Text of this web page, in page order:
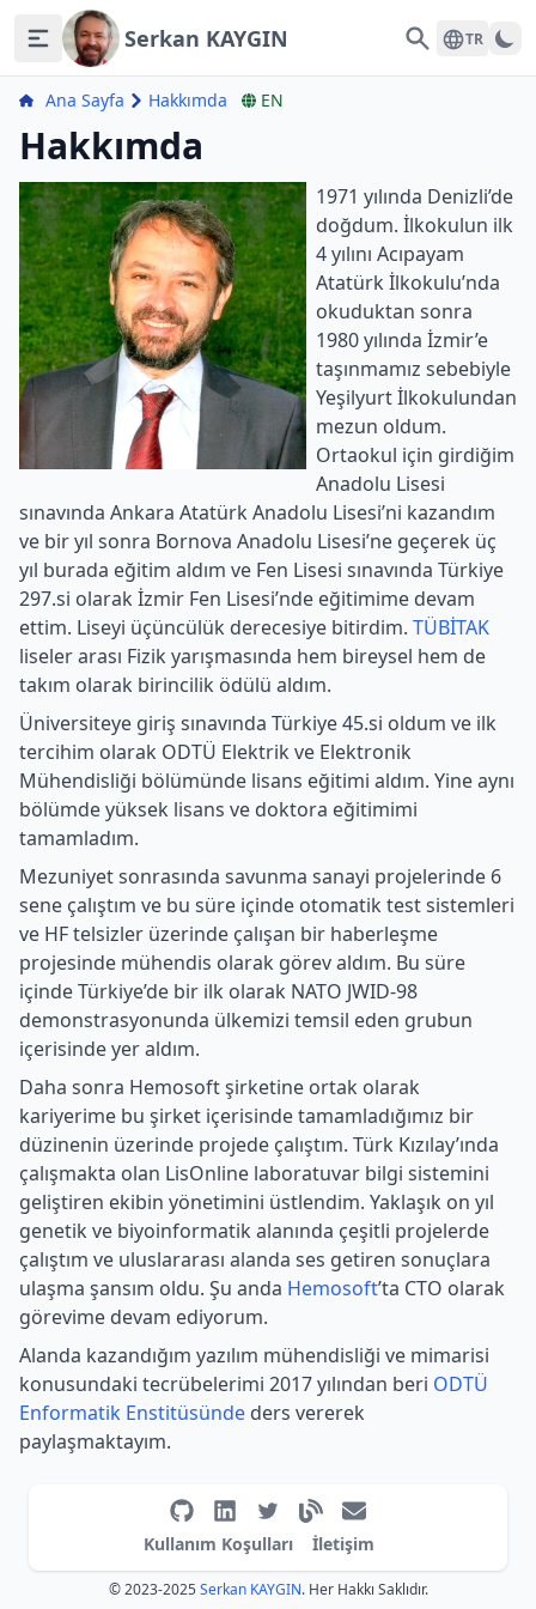
Serkan KAYGIN SearchTR
Ana Sayfa Hakkımda EN
Hakkımda
1971 yılında Denizli’de
doğdum. İlkokulun ilk
4 yılını Acıpayam
Atatürk İlkokulu’nda
okuduktan sonra
1980 yılında İzmir’e
taşınmamız sebebiyle
Yeşilyurt İlkokulundan
mezun oldum.
Ortaokul için girdiğim
Anadolu Lisesi
sınavında Ankara Atatürk Anadolu Lisesi’ni kazandım
ve bir yıl sonra Bornova Anadolu Lisesi’ne geçerek üç
yıl burada eğitim aldım ve Fen Lisesi sınavında Türkiye
297.si olarak İzmir Fen Lisesi’nde eğitimime devam
ettim. Liseyi üçüncülük derecesiye bitirdim. TÜBİTAK
liseler arası Fizik yarışmasında hem bireysel hem de
takım olarak birincilik ödülü aldım.
Üniversiteye giriş sınavında Türkiye 45.si oldum ve ilk
tercihim olarak ODTÜ Elektrik ve Elektronik
Mühendisliği bölümünde lisans eğitimi aldım. Yine aynı
bölümde yüksek lisans ve doktora eğitimimi
tamamladım.
Mezuniyet sonrasında savunma sanayi projelerinde 6
sene çalıştım ve bu süre içinde otomatik test sistemleri
ve HF telsizler üzerinde çalışan bir haberleşme
projesinde mühendis olarak görev aldım. Bu süre
içinde Türkiye’de bir ilk olarak NATO JWID-98
demonstrasyonunda ülkemizi temsil eden grubun
içerisinde yer aldım.
Daha sonra Hemosoft şirketine ortak olarak
kariyerime bu şirket içerisinde tamamladığımız bir
düzinenin üzerinde projede çalıştım. Türk Kızılay’ında
çalışmakta olan LisOnline laboratuvar bilgi sistemini
geliştiren ekibin yönetimini üstlendim. Yaklaşık on yıl
genetik ve biyoinformatik alanında çeşitli projelerde
çalıştım ve uluslararası alanda ses getiren sonuçlara
ulaşma şansım oldu. Şu anda Hemosoft’ta CTO olarak
görevime devam ediyorum.
Alanda kazandığım yazılım mühendisliği ve mimarisi
konusundaki tecrübelerimi 2017 yılından beri ODTÜ
Enformatik Enstitüsünde ders vererek
paylaşmaktayım.
Kullanım Koşulları İletişim
© 2023-2025Serkan KAYGIN. Her Hakkı Saklıdır.